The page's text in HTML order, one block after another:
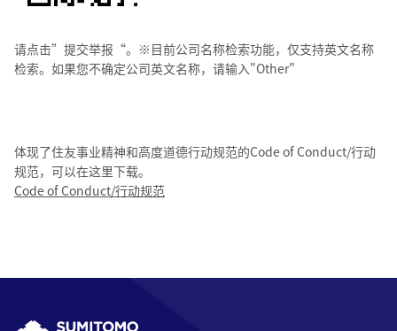
请点击”提交举报“。※目前公司名称检索功能，仅支持英文名称
检索。如果您不确定公司英文名称，请输入"Other"
体现了住友事业精神和高度道德行动规范的Code of Conduct/行动
规范，可以在这里下载。
Code of Conduct/行动规范